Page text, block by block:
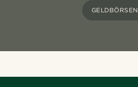
GELDBÖRSEN